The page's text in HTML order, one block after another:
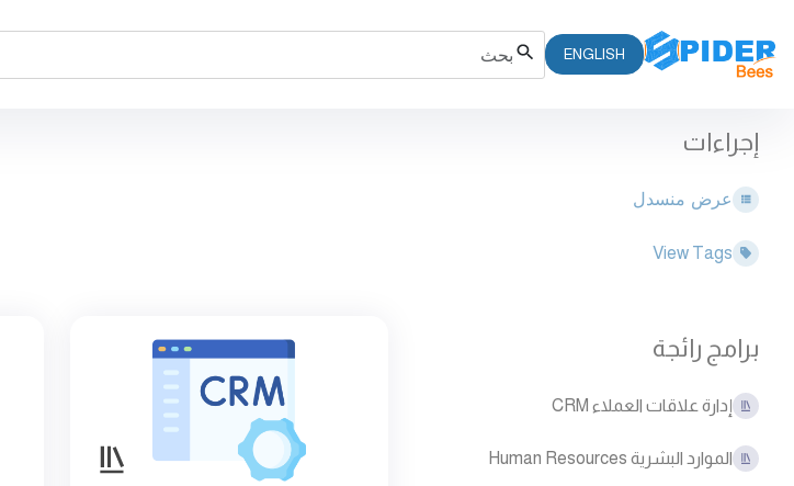
ENGLISH
برامج رائجة
إدارة علاقات العملاء CRM
الموارد البشرية Human Resources
إجراءات
عرض منسدل
View Tags